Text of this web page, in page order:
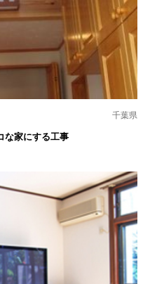
千葉県
家にする工事